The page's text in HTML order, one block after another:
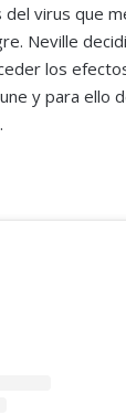
virus que
Neville
los
y para ello